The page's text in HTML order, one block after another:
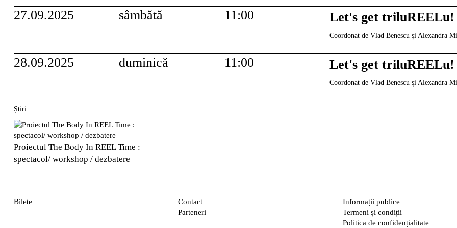
27.09.2025 sâmbătă 11:00 Let's get triluREELu!
Coordonat de Vlad Benescu și Alexandra
28.09.2025 duminică 11:00 Let's get triluREELu!
Coordonat de Vlad Benescu și Alexandra
Știri
Proiectul The Body In REEL Time :
spectacol/ workshop / dezbatere
Bilete
Contact
Parteneri
Informații publice
Termeni și condiții
Politica de confidențialitate